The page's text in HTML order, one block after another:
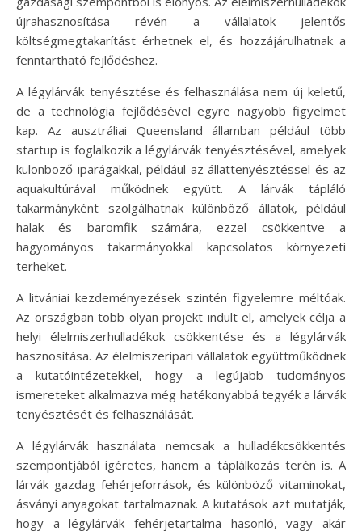
újrahasznosítása révén a vállalatok jelentős
költségmegtakarítást érhetnek el, és hozzájárulhatnak a
fenntartható fejlődéshez.
A légylárvák tenyésztése és felhasználása nem új keletű,
de a technológia fejlődésével egyre nagyobb figyelmet
kap. Az ausztráliai Queensland államban például több
startup is foglalkozik a légylárvák tenyésztésével, amelyek
különböző iparágakkal, például az állattenyésztéssel és az
aquakultúrával működnek együtt. A lárvák tápláló
takarmányként szolgálhatnak különböző állatok, például
halak és baromfik számára, ezzel csökkentve a
hagyományos takarmányokkal kapcsolatos környezeti
terheket.
A litvániai kezdeményezések szintén figyelemre méltóak.
Az országban több olyan projekt indult el, amelyek célja a
helyi élelmiszerhulladékok csökkentése és a légylárvák
hasznosítása. Az élelmiszeripari vállalatok együttműködnek
a kutatóintézetekkel, hogy a legújabb tudományos
ismereteket alkalmazva még hatékonyabbá tegyék a lárvák
tenyésztését és felhasználását.
A légylárvák használata nemcsak a hulladékcsökkentés
szempontjából ígéretes, hanem a táplálkozás terén is. A
lárvák gazdag fehérjeforrások, és különböző vitaminokat,
ásványi anyagokat tartalmaznak. A kutatások azt mutatják,
hogy a légylárvák fehérjetartalma hasonló, vagy akár